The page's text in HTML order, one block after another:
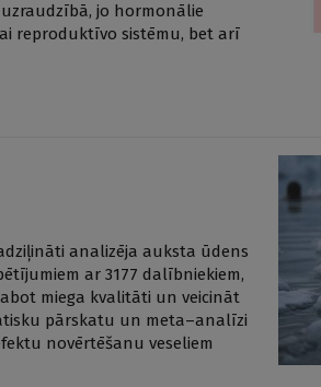
jo hormonālie
reproduktīvo sistēmu, bet arī
analizēja auksta ūdens
ar 3177 dalībniekiem,
miega kvalitāti un veicināt
pārskatu un meta–analīzi
novērtēšanu veseliem